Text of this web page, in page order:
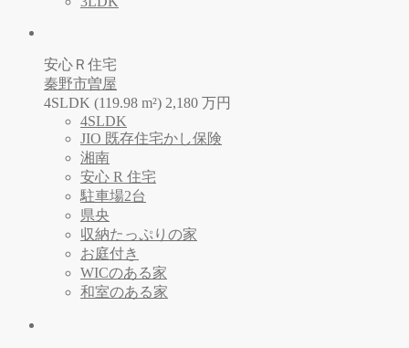
安心Ｒ住宅
秦野市曽屋
4SLDK (119.98 m²) 2,180 万円
4SLDK
JIO 既存住宅かし保険
湘南
安心 R 住宅
駐車場2台
県央
収納たっぷりの家
お庭付き
WICのある家
和室のある家